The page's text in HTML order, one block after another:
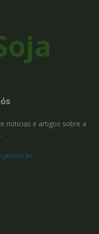
noticias e artigos sobre a